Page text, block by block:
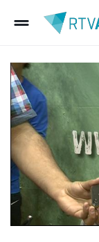
drag_handle